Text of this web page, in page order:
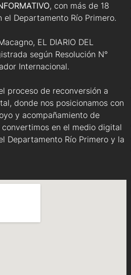
, con más de 18
Departamento Río Primero.
EL DIARIO DEL
según Resolución N°
Internacional.
proceso de reconversión a
donde nos posicionamos con
y acompañamiento de
en el medio digital
Departamento Río Primero y la